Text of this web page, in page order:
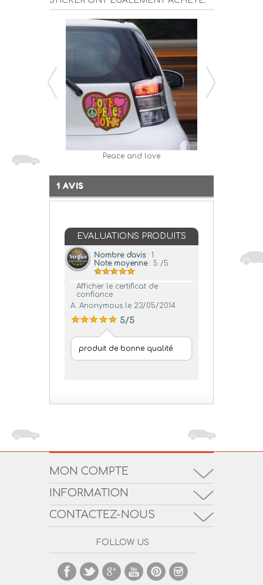
Peace and love
1 AVIS
EVALUATIONS PRODUITS
Nombre d'avis : 1
Note moyenne: 5 /5
Afficher le certificat de
confiance
A. Anonymous le 23/05/2014
5/5
produit de bonne qualité
MON COMPTE
INFORMATION
CONTACTEZ-NOUS
FOLLOW US